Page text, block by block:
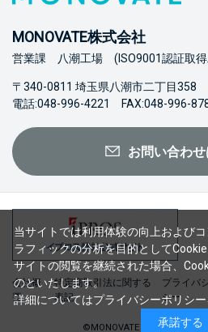
MONOVATE株式会社
営業課 八潮工場 (ISO9001認証取得
〒340-0811 埼玉県八潮市二丁目358
電話:048-996-4221 FAX:048-996-
お問い合わ
会社概
要
特定商取引法に関する
表記
プライバ
シー
©MONOVATE Co., Ltd. 2023
当サイトでは利用体験の向上および
ラフィックの分析を目的としてCookie
サイトの閲覧を継続された場合、
のといたします。
詳細についてはプライバシーポリシー
承諾する